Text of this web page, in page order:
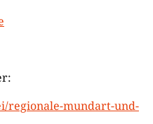
regionale-mundart-und-